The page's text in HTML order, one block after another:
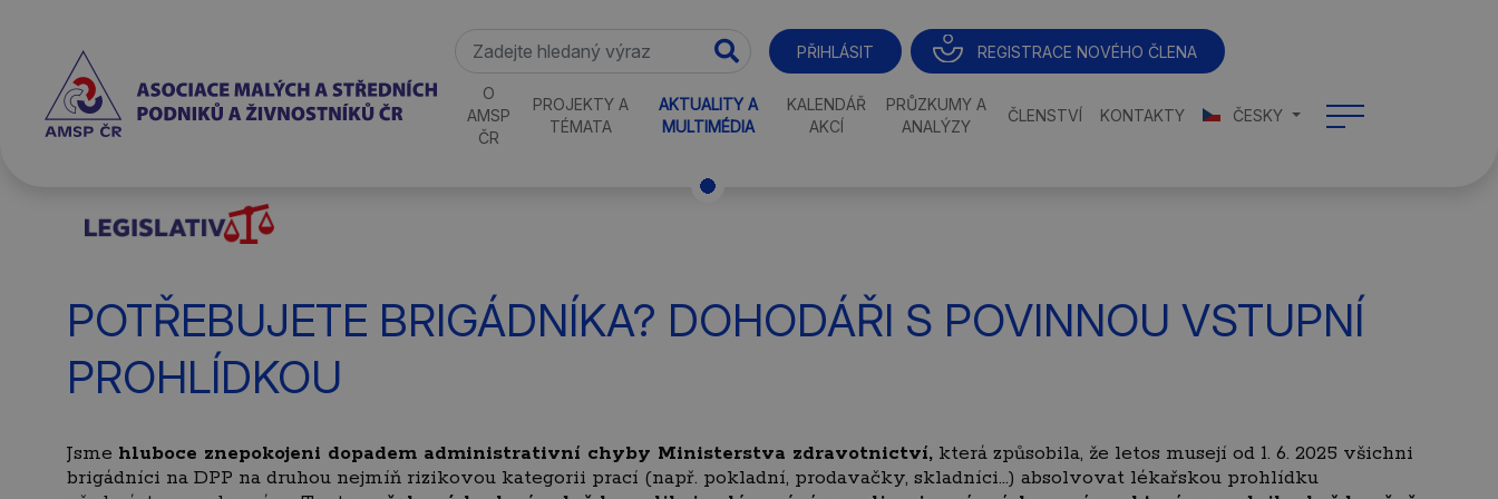
PŘIHLÁSIT REGISTRACE NOVÉHO ČLENA
O
AMSP
ČR
PROJEKTY A
TÉMATA
AKTUALITY A
MULTIMÉDIA
KALENDÁŘ
AKCÍ
PRŮZKUMY A
ANALÝZY
ČLENSTVÍ KONTAKTY ČESKY
POTŘEBUJETE BRIGÁDNÍKA? DOHODÁŘI S POVINNOU VSTUPNÍ
PROHLÍDKOU
Jsme hluboce znepokojeni dopadem administrativní chyby Ministerstva zdravotnictví, která způsobila, že letos musejí od 1. 6. 2025 všichni
brigádníci na DPP na druhou nejmíň rizikovou kategorii prací (např. pokladní, prodavačky, skladníci...) absolvovat lékařskou prohlídku